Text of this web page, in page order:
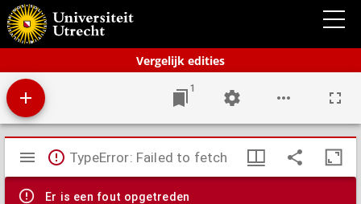
Vergelijk edities
Schoolatlas der gehele aarde
1
Mirador
viewer
TypeError: Failed to fetch
Er is een fout opgetreden